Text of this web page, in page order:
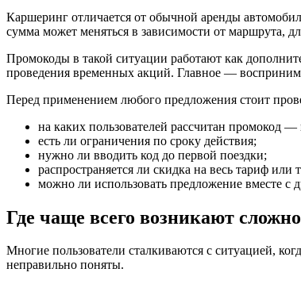
Каршеринг отличается от обычной аренды
сумма может меняться в зависимости от маршрута,
Промокоды в такой ситуации работают как
проведения временных акций. Главное —
Перед применением любого предложения стоит
на каких пользователей рассчитан промокод
есть ли ограничения по сроку действия;
нужно ли вводить код до первой поездки;
распространяется ли скидка на весь тариф или
можно ли использовать предложение вместе с
Где чаще всего возникают
Многие пользователи сталкиваются с ситуацией,
неправильно поняты.